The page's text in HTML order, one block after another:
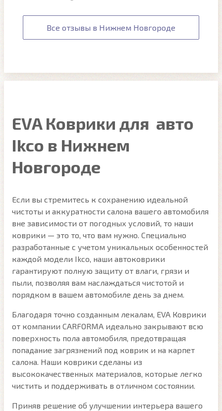
Все отзывы в Нижнем Новгороде
EVA Коврики для авто
Ikco в Нижнем
Новгороде
Если вы стремитесь к сохранению идеальной
чистоты и аккуратности салона вашего автомобиля
вне зависимости от погодных условий, то наши
коврики — это то, что вам нужно. Специально
разработанные с учетом уникальных особенностей
каждой модели Ikco, наши автоковрики
гарантируют полную защиту от влаги, грязи и
пыли, позволяя вам наслаждаться чистотой и
порядком в вашем автомобиле день за днем.
Благодаря точно созданным лекалам, EVA Коврики
от компании CARFORMA идеально закрывают всю
поверхность пола автомобиля, предотвращая
попадание загрязнений под коврик и на карпет
салона. Наши коврики сделаны из
высококачественных материалов, которые легко
чистить и поддерживать в отличном состоянии.
Приняв решение об улучшении интерьера вашего